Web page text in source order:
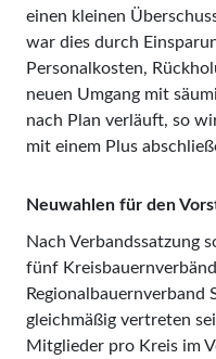
einen kleinen
war dies durch
Personalkosten,
neuen Umgang mit
nach Plan verläuft, so
mit einem Plus
Neuwahlen für den
Nach Verbandssatzung
fünf
Regionalbauernverband
gleichmäßig vertreten
Mitglieder pro Kreis im